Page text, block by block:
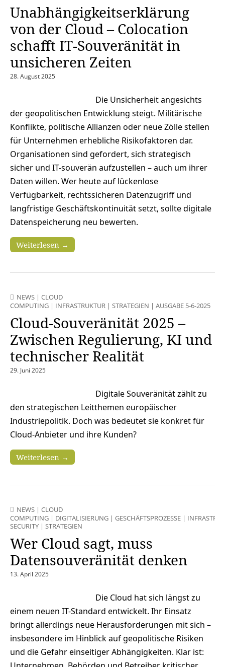
Unabhängigkeitserklärung
von der Cloud – Colocation
schafft IT-Souveränität in
unsicheren Zeiten
28. August 2025
Die Unsicherheit angesichts
der geopolitischen Entwicklung steigt. Militärische
Konflikte, politische Allianzen oder neue Zölle stellen
für Unternehmen erhebliche Risikofaktoren dar.
Organisationen sind gefordert, sich strategisch
sicher und IT-souverän aufzustellen – auch um ihrer
Daten willen. Wer heute auf lückenlose
Verfügbarkeit, rechtssicheren Datenzugriff und
langfristige Geschäftskontinuität setzt, sollte digitale
Datenspeicherung neu bewerten.
Weiterlesen →
NEWS | CLOUD
COMPUTING | INFRASTRUKTUR | STRATEGIEN | AUSGABE 5-6-2025
Cloud-Souveränität 2025 –
Zwischen Regulierung, KI und
technischer Realität
29. Juni 2025
Digitale Souveränität zählt zu
den strategischen Leitthemen europäischer
Industriepolitik. Doch was bedeutet sie konkret für
Cloud-Anbieter und ihre Kunden?
Weiterlesen →
NEWS | CLOUD
COMPUTING | DIGITALISIERUNG | GESCHÄFTSPROZESSE |
SECURITY | STRATEGIEN
Wer Cloud sagt, muss
Datensouveränität denken
13. April 2025
Die Cloud hat sich längst zu
einem neuen IT-Standard entwickelt. Ihr Einsatz
bringt allerdings neue Herausforderungen mit sich –
insbesondere im Hinblick auf geopolitische Risiken
und die Gefahr einseitiger Abhängigkeiten. Klar ist: